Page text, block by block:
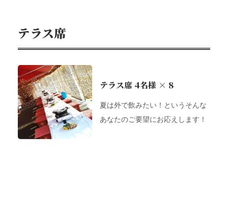
テラス席
テラス席 4名様 × 8
夏は外で飲みたい！というそんな
あなたのご要望にお応えします！
この店舗情報をシェアする
お席 | 蔵処 樽-kuradokoroTARU-
広島県東広島市西条栄町-7-48
https://kuradokoro-taru.owst.jp/seats